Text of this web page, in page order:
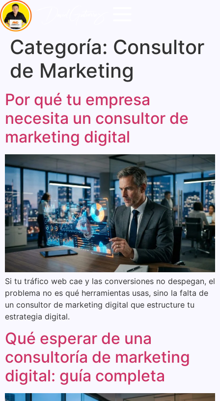
Categoría: Consultor
de Marketing
Por qué tu empresa
necesita un consultor de
marketing digital
Si tu tráfico web cae y las conversiones no despegan, el
problema no es qué herramientas usas, sino la falta de
un consultor de marketing digital que estructure tu
estrategia digital.
Qué esperar de una
consultoría de marketing
digital: guía completa